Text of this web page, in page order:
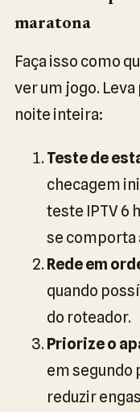
maratona
Faça isso como
ver um jogo.
noite inteira:
Teste de
checagem
teste IPTV 6
se comporta
Rede em
quando
do roteador.
Priorize o
em segundo
reduzir